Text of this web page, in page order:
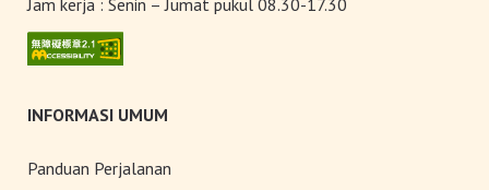
Jam kerja : Senin – Jumat pukul 08.30-17.30
INFORMASI UMUM
Panduan Perjalanan